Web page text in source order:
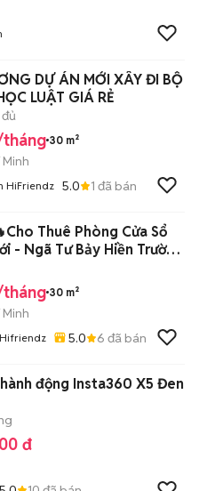
DỰ ÁN MỚI XÂY ĐI BỘ
LUẬT GIÁ RẺ
30 m²
Minh
HiFriendz 5.0 1 đã bán
Thuê Phòng Cửa Sổ
- Ngã Tư Bảy Hiền Trường
30 m²
Minh
5.0 6 đã bán
động Insta360 X5 Đen
đ